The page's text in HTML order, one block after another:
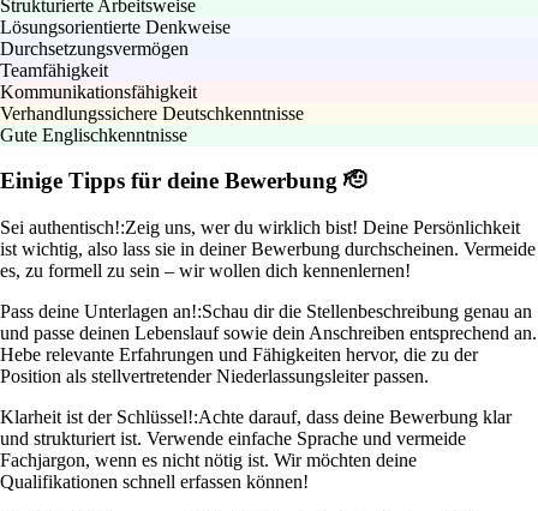
Strukturierte Arbeitsweise
Lösungsorientierte Denkweise
Durchsetzungsvermögen
Teamfähigkeit
Kommunikationsfähigkeit
Verhandlungssichere Deutschkenntnisse
Gute Englischkenntnisse
Einige Tipps für deine Bewerbung 🫡
Sei authentisch!:Zeig uns, wer du wirklich bist! Deine Persönlichkeit
ist wichtig, also lass sie in deiner Bewerbung durchscheinen. Vermeide
es, zu formell zu sein – wir wollen dich kennenlernen!
Pass deine Unterlagen an!:Schau dir die Stellenbeschreibung genau an
und passe deinen Lebenslauf sowie dein Anschreiben entsprechend an.
Hebe relevante Erfahrungen und Fähigkeiten hervor, die zu der
Position als stellvertretender Niederlassungsleiter passen.
Klarheit ist der Schlüssel!:Achte darauf, dass deine Bewerbung klar
und strukturiert ist. Verwende einfache Sprache und vermeide
Fachjargon, wenn es nicht nötig ist. Wir möchten deine
Qualifikationen schnell erfassen können!